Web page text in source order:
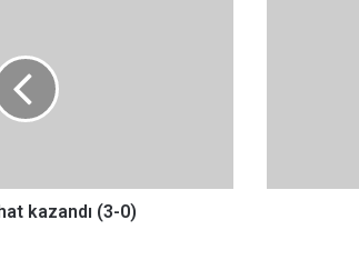
kazandı (3-0)
e